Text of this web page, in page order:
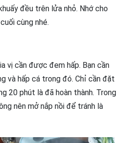
đều trên lửa nhỏ. Nhớ cho
cùng nhé.
vị cần được đem hấp. Bạn cần
và hấp cá trong đó. Chỉ cần đặt
20 phút là đã hoàn thành. Trong
nên mở nắp nồi để tránh là